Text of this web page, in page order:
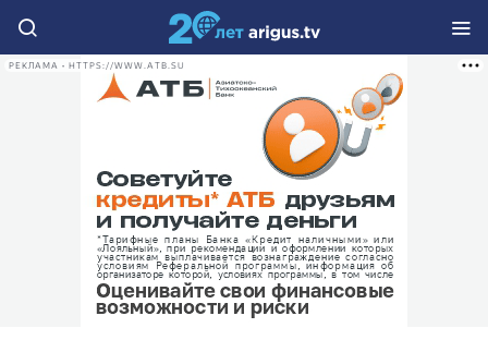
РЕКЛАМА • HTTPS://WWW.ATB.SU